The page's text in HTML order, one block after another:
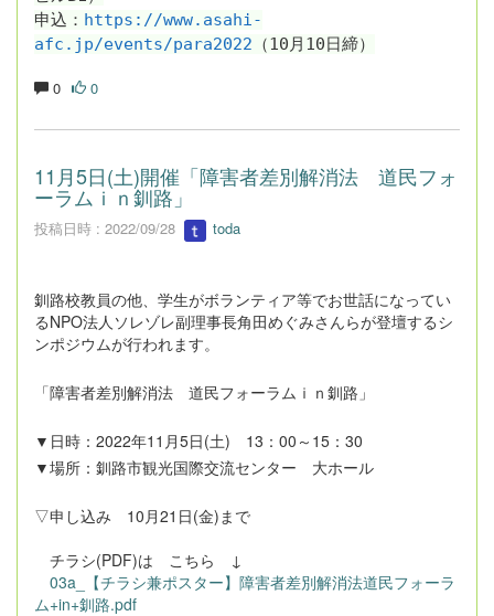
申込： https://www.asahi-
afc.jp/events/para2022 （10月10日締）
0 0
11月5日(土)開催「障害者差別解消法 道民フォ
ーラムｉｎ釧路」
投稿日時 : 2022/09/28 toda
釧路校教員の他、学生がボランティア等でお世話になってい
るNPO法人ソレゾレ副理事長角田めぐみさんらが登壇するシ
ンポジウムが行われます。
「障害者差別解消法 道民フォーラムｉｎ釧路」
▼日時：2022年11月5日(土) 13：00～15：30
▼場所：釧路市観光国際交流センター 大ホール
▽申し込み 10月21日(金)まで
チラシ(PDF)は こちら ↓
03a_【チラシ兼ポスター】障害者差別解消法道民フォーラ
ム+in+釧路.pdf